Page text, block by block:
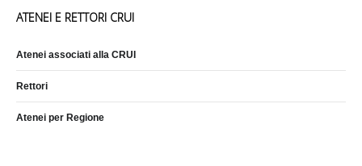
ATENEI E RETTORI CRUI
Atenei associati alla CRUI
Rettori
Atenei per Regione